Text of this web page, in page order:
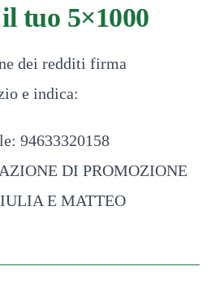
tuo 5×1000
dei redditi firma
e indica:
94633320158
DI PROMOZIONE
E MATTEO